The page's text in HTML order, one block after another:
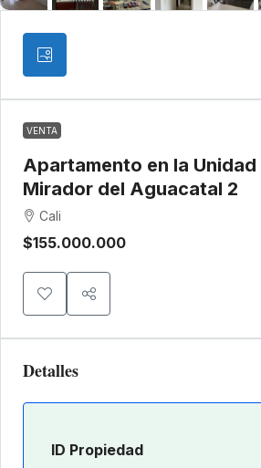
VENTA
Apartamento en la Unidad
Mirador del Aguacatal 2
Cali
$155.000.000
Detalles
ID Propiedad